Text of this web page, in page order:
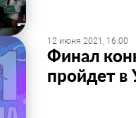
12 июня 2021, 16:00
Финал
пройдет в